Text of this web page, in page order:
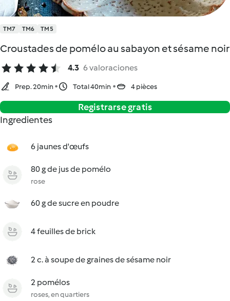
TM7 TM6 TM5
Croustades de pomélo au sabayon et sésame noir
4.3 6 valoraciones
Prep. 20min Total 40min 4 pièces
Registrarse gratis
Ingredientes
6 jaunes d'œufs
80 g de jus de pomélo
rose
60 g de sucre en poudre
4 feuilles de brick
2 c. à soupe de graines de sésame noir
2 pomélos
roses, en quartiers